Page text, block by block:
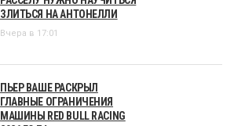
ЗЛИТЬСЯ НА АНТОНЕЛЛИ
Вчера в 17:01
ПЬЕР ВАШЕ РАСКРЫЛ
ГЛАВНЫЕ ОГРАНИЧЕНИЯ
МАШИНЫ RED BULL RACING